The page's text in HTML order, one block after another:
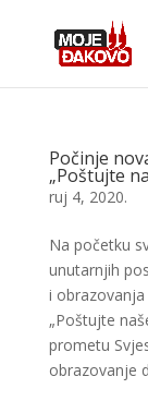
Počinje
„Poštujte
ruj 4, 2020.
Na početku
unutarnjih
i
„Poštujte
prometu
obrazovanje